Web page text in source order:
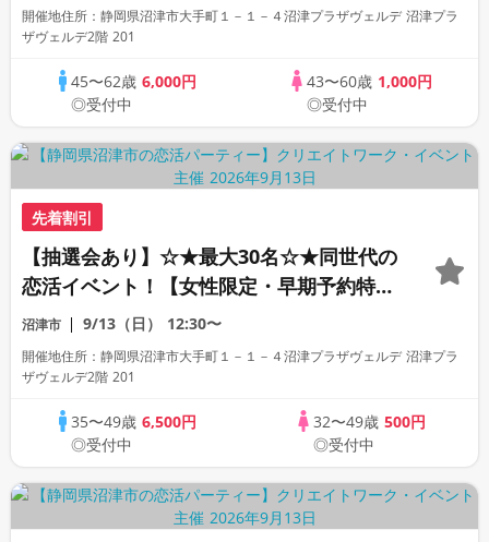
開催地住所：静岡県沼津市大手町１－１－４沼津プラザヴェルデ 沼津プラ
ザヴェルデ2階 201
45〜62歳6,000円
◎受付中
43〜60歳 1,000円
◎受付中
先着割引
【抽選会あり】☆★最大30名☆★同世代の
恋活イベント！【女性限定・早期予約特
典】
沼津市 9/13（日） 12:30〜
開催地住所：静岡県沼津市大手町１－１－４沼津プラザヴェルデ 沼津プラ
ザヴェルデ2階 201
35〜49歳6,500円
◎受付中
32〜49歳 500円
◎受付中